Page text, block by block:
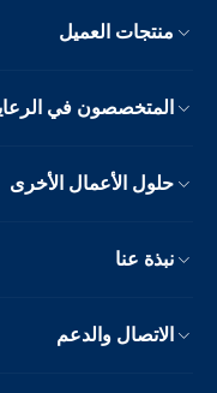
منتجات العميل
المتخصصون في
حلول الأعمال الأخرى
نبذة عنا
الاتصال والدعم